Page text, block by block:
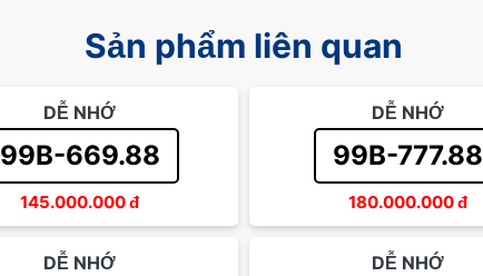
Sản phẩm liên quan
DỄ NHỚ
99B-669.88
145.000.000đ
DỄ NHỚ
99B-777.88
180.000.000đ
DỄ NHỚ DỄ NHỚ